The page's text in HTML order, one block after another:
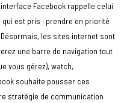
Facebook rappelle celui
qui est pris : prendre en priorité
les sites internet sont
une barre de navigation tout
vous gérez), watch,
souhaite pousser ces
stratégie de communication